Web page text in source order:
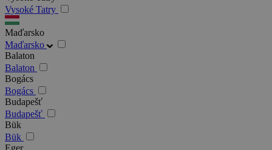
Vysoké Tatry
Maďarsko
Maďarsko
Balaton
Balaton
Bogács
Bogács
Budapešť
Budapešť
Bük
Bük